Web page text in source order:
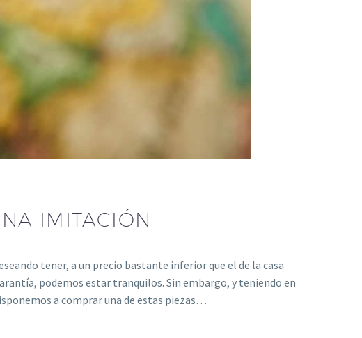
IMITACIÓN
tener, a un precio bastante inferior que el de la casa
podemos estar tranquilos. Sin embargo, y teniendo en
a comprar una de estas piezas…